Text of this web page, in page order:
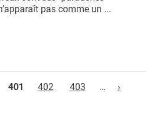
pas comme un ...
401 402 403 … ›